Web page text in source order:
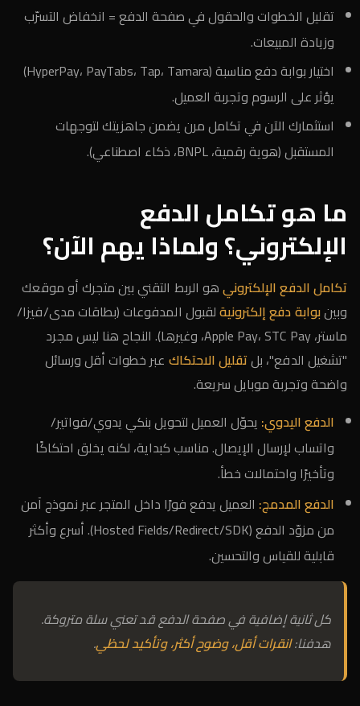
تقليل الخطوات والحقول في صفحة الدفع = انخفاض التسرّب
وزيادة المبيعات.
اختيار بوابة دفع مناسبة (HyperPay، PayTabs، Tap، Tamara)
يؤثر على الرسوم وتجربة العميل.
استثمارك الآن في تكامل مرن يضمن جاهزيتك لتوجهات
المستقبل (هوية رقمية، BNPL، ذكاء اصطناعي).
ما هو تكامل الدفع
الإلكتروني؟ ولماذا يهم الآن؟
تكامل الدفع الإلكترونيهو الربط التقني بين متجرك أو موقعك
وبينبوابة دفع إلكترونيةلقبول المدفوعات (بطاقات مدى/فيزا/
ماستر، Apple Pay، STC Pay، وغيرها). النجاح هنا ليس مجرد
"تشغيل الدفع"، بلتقليل الاحتكاك عبر خطوات أقل ورسائل
واضحة وتجربة موبايل سريعة.
الدفع اليدوي: يحوّل العميل لتحويل بنكي يدوي/فواتير/
واتساب لإرسال الإيصال. مناسب كبداية، لكنه يخلق احتكاكًا
وتأخيرًا واحتمالات خطأ.
الدفع المدمج: العميل يدفع فورًا داخل المتجر عبر نموذج آمن
من مزوّد الدفع (Hosted Fields/Redirect/SDK). أسرع وأكثر
قابلية للقياس والتحسين.
كل ثانية إضافية في صفحة الدفع قد تعني سلة متروكة.
هدفنا:انقرات أقل، وضوح أكثر، وتأكيد لحظي.